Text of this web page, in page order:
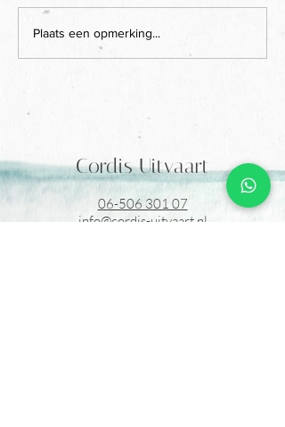
Plaats een opmerking...
Cordis Uitvaart
06-506 301 07
info@cordis-uitvaart.nl